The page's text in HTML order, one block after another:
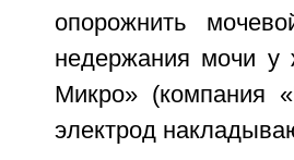
опорожнить
недержания мочи
Микро» (компания
электрод